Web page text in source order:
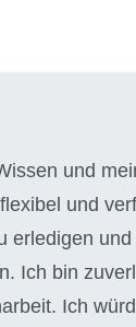
und
und
Ich bin
Ich